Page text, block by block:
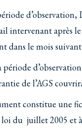
d’observation,
intervenant après
dans le mois suivant
période
de l’AGS
constitue une
loi du juillet 2005 et